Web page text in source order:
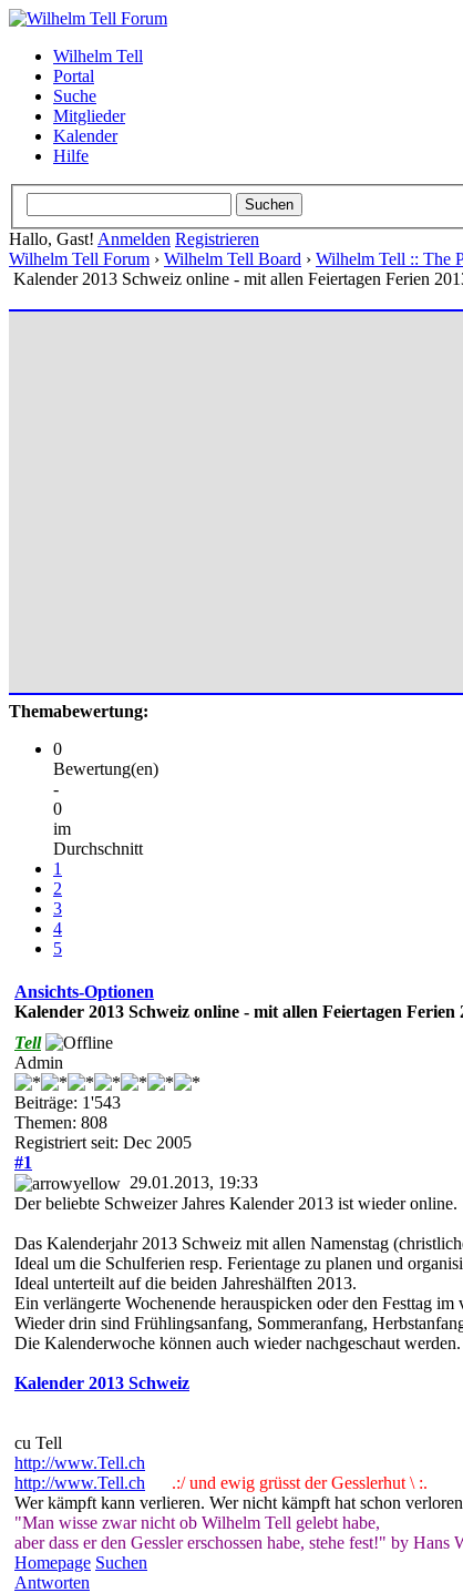
Wilhelm Tell
Portal
Suche
Mitglieder
Kalender
Hilfe
Hallo, Gast! Anmelden Registrieren
Wilhelm Tell Forum › Wilhelm Tell Board › Wilhelm Tell :: The
Kalender 2013 Schweiz online - mit allen Feiertagen Ferien
Themabewertung:
0
Bewertung(en)
-
0
im
Durchschnitt
1
2
3
4
5
Ansichts-Optionen
Kalender 2013 Schweiz online - mit allen Feiertagen Ferien
Tell
Admin
Beiträge: 1'543
Themen: 808
Registriert seit: Dec 2005
#1
29.01.2013, 19:33
Der beliebte Schweizer Jahres Kalender 2013 ist wieder online.
Das Kalenderjahr 2013 Schweiz mit allen Namenstag
Ideal um die Schulferien resp. Ferientage zu planen und
Ideal unterteilt auf die beiden Jahreshälften 2013.
Ein verlängerte Wochenende herauspicken oder den Festtag im
Wieder drin sind Frühlingsanfang, Sommeranfang,
Die Kalenderwoche können auch wieder nachgeschaut werden.
Kalender 2013 Schweiz
cu Tell
http://www.Tell.ch
http://www.Tell.ch
.:/ und ewig grüsst der Gesslerhut \ :.
Wer kämpft kann verlieren. Wer nicht kämpft hat schon
"Man wisse zwar nicht ob Wilhelm Tell gelebt habe,
aber dass er den Gessler erschossen habe, stehe fest!" by Hans
Homepage Suchen
Antworten